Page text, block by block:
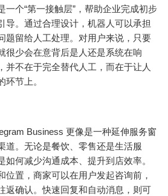
一个“第一接触层”，帮助企业完成初步
导。通过合理设计，机器人可以承担
题留给人工处理。对用户来说，只要
很少会在意背后是人还是系统在响
并不在于完全替代人工，而在于让人
环节上。
Business 更像是一种延伸服务窗
道。无论是餐饮、零售还是生活服
如何减少沟通成本、提升到店效率。
位置，商家可以在用户发起咨询前，
返确认。快速回复和自动消息，则可